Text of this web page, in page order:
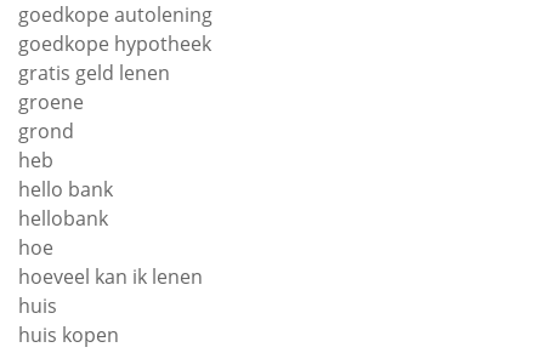
goedkope autolening
goedkope hypotheek
gratis geld lenen
groene
grond
heb
hello bank
hellobank
hoe
hoeveel kan ik lenen
huis
huis kopen